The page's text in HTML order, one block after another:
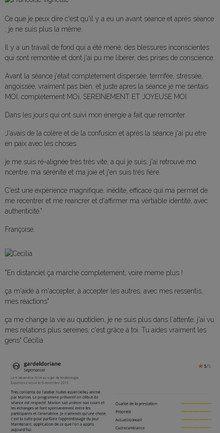
Ce que je peux dire c'est qu'il y a eu un avant séance et après séance
: je ne suis plus la même.
Il y a un travail de fond qui a été mené, des blessures inconscientes
qui sont remontée et dont j'ai pu me libérer, des prises de conscience.
Avant la séance j'était complètement dispersée, terrrifée, stressée,
angoissée, vraiment pas bien. et juste apres la séance je me sentais
MOI, complètement MOi, SEREINEMENT ET JOYEUSE MOI
Dans les jours qui ont suivi mon énergie a fait que remonter.
J'avais de la colère et de la confusion et après la séance j'ai pu etre
en paix avec les choses.
je me suis ré-alignée très très vite, a qui je suis, j'ai retrouvé mo
ncentre, ma sérénité et ma joie et j'en suis très fière.
C'est une expérience magnifique, inédite, efficace qui ma permet de
me recentrer et me reancrer et d'affirmer ma vértiable identité, avec
authenticité."
Françoise.
"En distanciel ça marche completement, voire meme plus !
ça m'aidé à m'accepter, à accepter les autres, avec mes ressentis,
mes réactions"
ça me change la vie au quotidien, je ne suis plus dans l'attente, j'ai vu
mes relations plus sereines, c'est grâce à toi. Tu aides vraiment les
gens" Cécilia